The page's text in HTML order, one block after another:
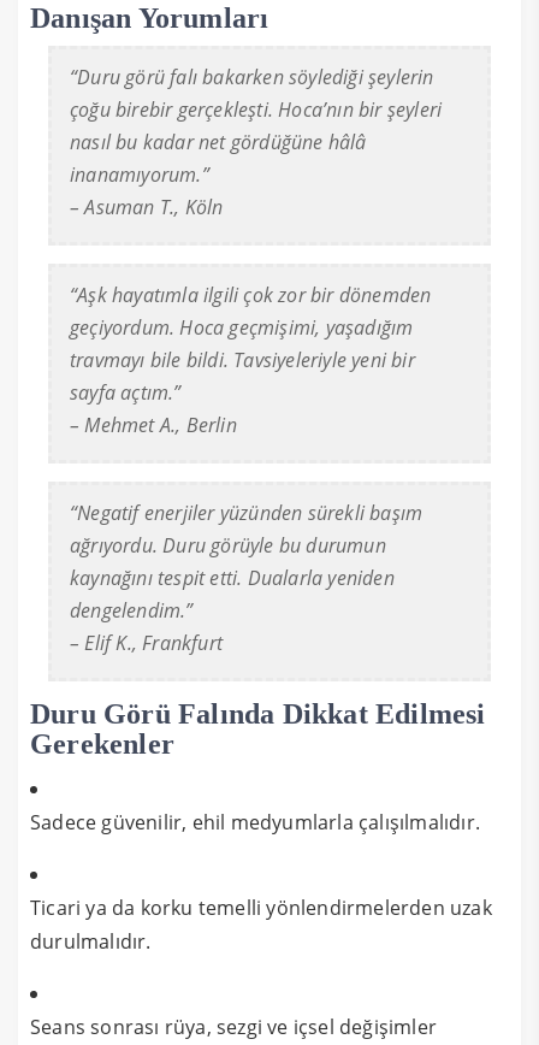
Danışan Yorumları
“Duru görü falı bakarken söylediği şeylerin
çoğu birebir gerçekleşti. Hoca’nın bir şeyleri
nasıl bu kadar net gördüğüne hâlâ
inanamıyorum.”
– Asuman T., Köln
“Aşk hayatımla ilgili çok zor bir dönemden
geçiyordum. Hoca geçmişimi, yaşadığım
travmayı bile bildi. Tavsiyeleriyle yeni bir
sayfa açtım.”
– Mehmet A., Berlin
“Negatif enerjiler yüzünden sürekli başım
ağrıyordu. Duru görüyle bu durumun
kaynağını tespit etti. Dualarla yeniden
dengelendim.”
– Elif K., Frankfurt
Duru Görü Falında Dikkat Edilmesi
Gerekenler
Sadece güvenilir, ehil medyumlarla çalışılmalıdır.
Ticari ya da korku temelli yönlendirmelerden uzak
durulmalıdır.
Seans sonrası rüya, sezgi ve içsel değişimler